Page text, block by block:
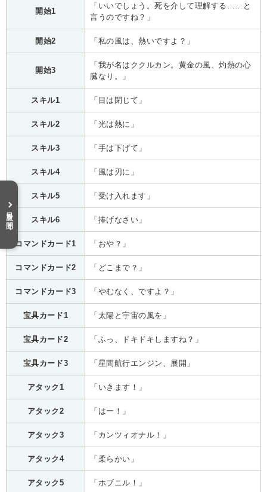
開始1
「いいでしょう。死を介して理解する……と
言うのですね？」
開始2 「私の風は、熱いですよ？」
開始3
「我が名はククルカン。黄金の風、灼熱の心
臓なり。」
スキル1 「目は閉じて」
スキル2 「光は熱に」
スキル3 「手は下げて」
スキル4 「風は刃に」
スキル5 「受け入れます」
スキル6 「捧げなさい」
コマンドカード1 「おや？」
コマンドカード2 「どこまで？」
コマンドカード3 「やむなく、ですよ？」
宝具カード1 「太陽と宇宙の風を」
宝具カード2 「ふっ、ドキドキしますね？」
宝具カード3 「星間航行エンジン、展開」
アタック1 「いきます！」
アタック2 「はー！」
アタック3 「カンツィオナル！」
アタック4 「柔らかい」
アタック5 「ホブニル！」
目次を開く